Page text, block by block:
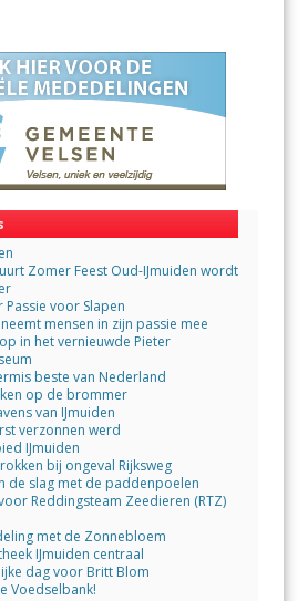
Zomer Feest Oud-IJmuiden wordt
Passie voor Slapen
mensen in zijn passie mee
in het vernieuwde Pieter
beste van Nederland
op de brommer
van IJmuiden
verzonnen werd
IJmuiden
bij ongeval Rijksweg
de slag met de paddenpoelen
Reddingsteam Zeedieren (RTZ)
met de Zonnebloem
IJmuiden centraal
dag voor Britt Blom
Voedselbank!